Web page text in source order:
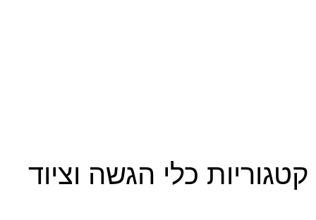
קטגוריות כלי הגשה וציוד